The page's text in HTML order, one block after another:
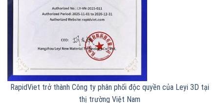
RapidViet trở thành Công ty phân phối độc quyền của Leyi 3D tại
thị trường Việt Nam